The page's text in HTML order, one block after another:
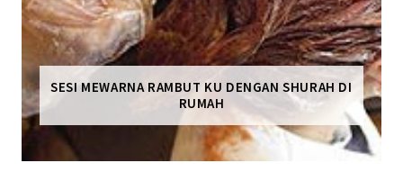
SESI MEWARNA RAMBUT KU DENGAN SHURAH DI
RUMAH